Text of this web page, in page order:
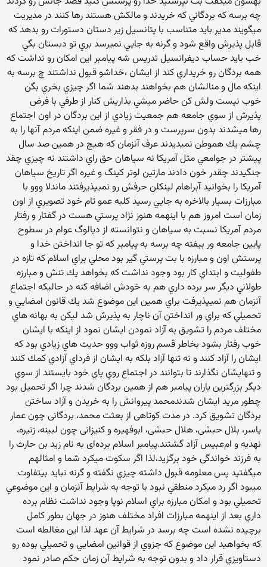
چه برسه كه بردگاني كه خريدند و مالكش هستند رها كنند در مديريت
ميگويند مدير بايد متناسب با پتانسیل زير دستان دستورات رو بدهد كه
قابل پذيرش واقع شود و گرنه به جايي نميرسد بري تو دبستان بگي
خب بايد حساب ديفرانسيل تدريس شه پيامبر اين امكان رو نداشت كه
همه بردگان رو خريداري كند از ايشان ،خداشو قبول نداشتند چ برسه به
اينكه مال و منالشان هم بخواهند بدهند شما اگر چيزي بخري بگن
خوب نيست ولش كن حاضر ميشي بذاریش کنار از طرفي با فرض
پذيرش از سوي جامعه هم جمعيت زيادي از اين بردگان در اون اجتماع
رها ميشدند بدون سرپرست و در فقر و غيره ضمن اينكه مردم آنها را به
چشم يك هموطن نميديدند عرف آنزمان كه هيچ در همين صد سال
پيشتر در جوامعي مثل آمريكا نه سياهان حق راي داشتند نه چيزي چقد
جنگيدند چقدر خون دادند مارتين لوتر كينگ و غيره اگر تاريخ سياهان
آمريكا را بخوانيد آبراهام لينكلن حرفش رو نميپذيرفتند ماندلا ووو با
مبارزات بسيار بالاخره به جايي رسيد كلبه عمو تام خود تصويري از اون
زمان است امروز هم با اينهمه هنوز نژاد پرستي هست در گفتار و رفتار
مردم آمريكا نسبت به سياهان و نتوانسته از ديالوگ عوام در سطوح
پايين جامعه ور بيفته چه برسه به پيامبر كه تو جا انداختن خدا و
پرستش اون و مبارزه با بت پرستي گير بود محلي براي اسلام كه تازه در
طفوليت و ابتداي كار بود وجود نداشت كه بخواهد يك تنش و مبارزه
طولاني ديگر سر برده داري هم به خودش اضافه كنه در حاليكه اجتماع
آنزمان هم نميپذيرفت براي همين اين موضوع شد يك قانون امضايي و
تحميلي كه براي ور انداختن آن ناچار به پذيرش شد ليكن به بهانه هاي
مختلف مردم را تشويق به آزاد نمودن ايشان نمود از اينكه با ايشان
خوب رفتار بشود بخاطر قسم روزه ثواب ووو حديث هاي زيادي بود كه
ايشان را آزاد كنند و نه تنها آزاد بلكه به ايشان از فرداي آزادي كمك كنند
و تنهايشان نگذارند تا بتوانند در اجتماع روي پاي خود بايستند از سوي
ديگر بزرگترين ياران پيامبر هم از همين بردگان شدند چرا اگر تحميل بود
چطور مريد ايشان شدندمحمد پیروانش را به خریدن و آزاد ساختن
بردگان تشویق کرد. در مدت کوتاهی از بعثت محمد، بردگانی چون عمار
یاسر، بلال حبشی، هلال حبشی، ابوفهیره و کنیزانی چون لبینه، زنیره،
نهدیه و ام‌عبیس آزاد گشتند.پیامبر اسلام برده‌ای به نام زید بن حارث را
به فرزند خواندگی خود برگزید،لذا اگر سكوت ميكرد شما و امثالهم
ميگفتيد پس معلومه قبول داشته چيزي نگفته و گرنه نبايد بيتفاوت
ميبود اگر رد ميكرد منطقي نبود با توجه به شرايط آنزمان و اين موضوعي
تحميلي بود و امكان مبارزه براي اسلام نوپا وجود نداشت نظام برده
داري بعد از اينهمه مبارزات افراد مختلف هنوز در جهان بطور كامل
برچيده نشده است چه برسد در شرايط آن عهد لذا اين مغالطه است
كه بخواهيد اين موضوع كه جزوي از قوانين امضايي و تحميلي بوده رو
دستاويزي قرار داد و بدون توجه به شرايط آن زمان حكم صادر نمود